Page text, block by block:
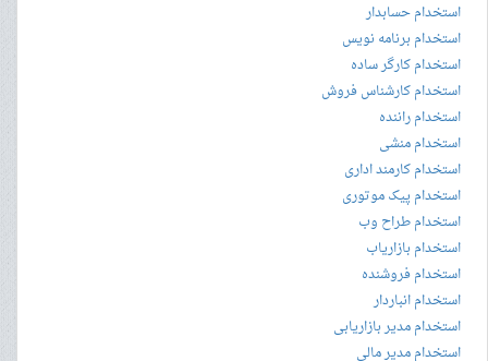
استخدام حسابدار
استخدام برنامه نویس
استخدام کارگر ساده
استخدام کارشناس فروش
استخدام راننده
استخدام منشی
استخدام کارمند اداری
استخدام پیک موتوری
استخدام طراح وب
استخدام بازاریاب
استخدام فروشنده
استخدام انباردار
استخدام مدیر بازاریابی
استخدام مدیر مالی